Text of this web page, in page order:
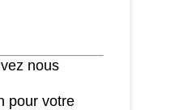
nous
pour votre